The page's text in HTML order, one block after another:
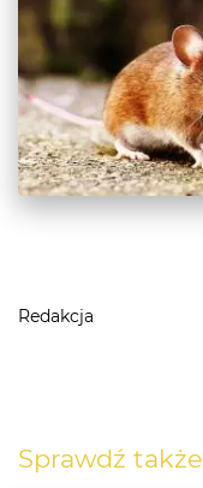
Redakcja
Sprawdź także